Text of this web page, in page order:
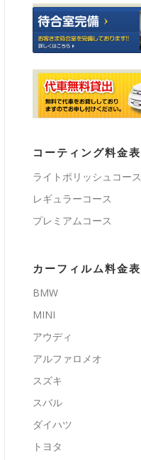
コーティング料金表
ライトポリッシュコース
レギュラーコース
プレミアムコース
カーフィルム料金表
BMW
MINI
アウディ
アルファロメオ
スズキ
スバル
ダイハツ
トヨタ